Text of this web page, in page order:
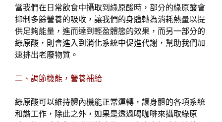
當我們在日常飲食中攝取到綠原酸時，部分的綠原酸會
抑制多餘營養的吸收，讓我們的身體轉為消耗熱量以提
供足夠能量，進而達到輕盈體態的效果，而另一部分的
綠原酸，則會進入到消化系統中促進代謝，幫助我們加
速排出老廢物質。
二、調節機能，營養補給
綠原酸可以維持體內機能正常運轉，讓身體的各項系統
和諧工作，除此之外，如果是透過喝咖啡來攝取綠原